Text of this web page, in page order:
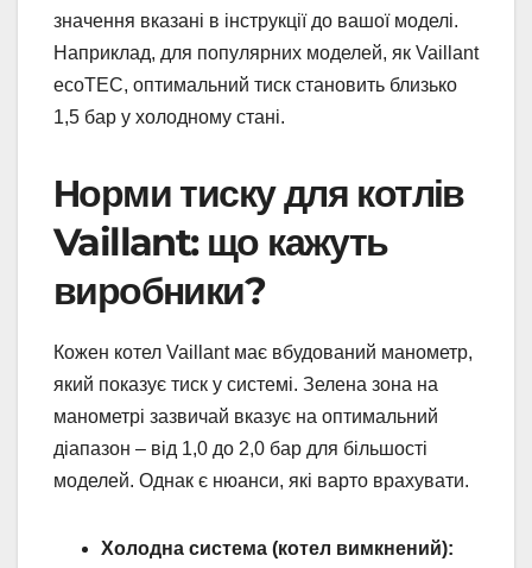
значення вказані в інструкції до вашої моделі.
Наприклад, для популярних моделей, як Vaillant
ecoTEC, оптимальний тиск становить близько
1,5 бар у холодному стані.
Норми тиску для котлів
Vaillant: що кажуть
виробники?
Кожен котел Vaillant має вбудований манометр,
який показує тиск у системі. Зелена зона на
манометрі зазвичай вказує на оптимальний
діапазон – від 1,0 до 2,0 бар для більшості
моделей. Однак є нюанси, які варто врахувати.
Холодна система (котел вимкнений):